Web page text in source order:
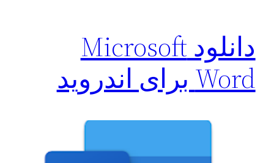
دانلود Microsoft
Word برای اندروید